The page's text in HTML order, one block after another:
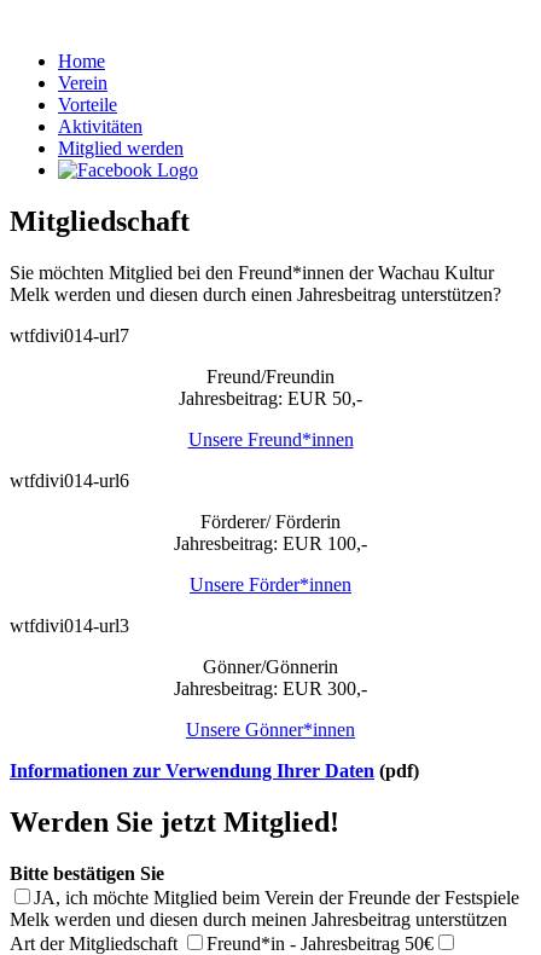
Home
Verein
Vorteile
Aktivitäten
Mitglied werden
Mitgliedschaft
Sie möchten Mitglied bei den Freund*innen der Wachau Kultur
Melk werden und diesen durch einen Jahresbeitrag unterstützen?
wtfdivi014-url7
Freund/Freundin
Jahresbeitrag: EUR 50,-
Unsere Freund*innen
wtfdivi014-url6
Förderer/ Förderin
Jahresbeitrag: EUR 100,-
Unsere Förder*innen
wtfdivi014-url3
Gönner/Gönnerin
Jahresbeitrag: EUR 300,-
Unsere Gönner*innen
Informationen zur Verwendung Ihrer Daten (pdf)
Werden Sie jetzt Mitglied!
Bitte bestätigen Sie
JA, ich möchte Mitglied beim Verein der Freunde der Festspiele
Melk werden und diesen durch meinen Jahresbeitrag unterstützen
Art der Mitgliedschaft
Freund*in - Jahresbeitrag 50€